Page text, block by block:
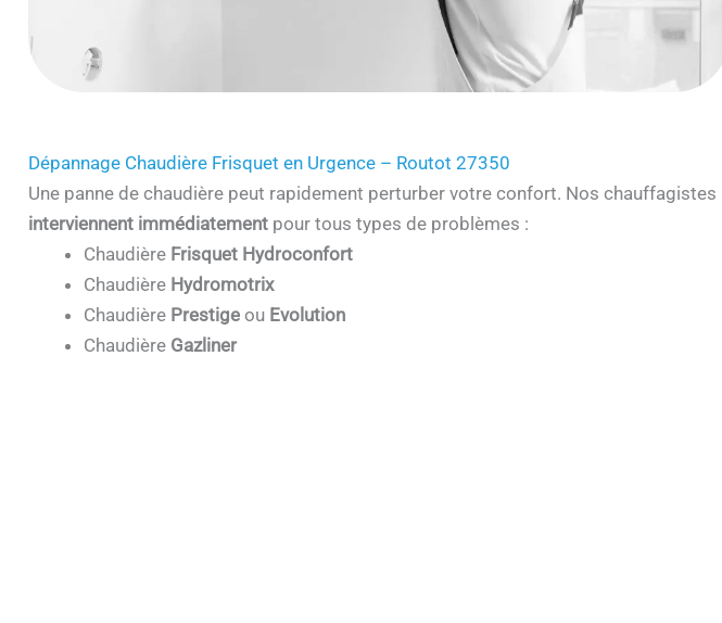
Dépannage Chaudière Frisquet en Urgence – Routot 27350
Une panne de chaudière peut rapidement perturber votre confort. Nos chauffagistes
interviennent immédiatementpour tous types de problèmes :
Chaudière Frisquet Hydroconfort
Chaudière Hydromotrix
Chaudière Prestigeou Evolution
Chaudière Gazliner